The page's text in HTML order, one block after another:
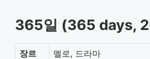
365일 (365 days,
장르 멜로, 드라마